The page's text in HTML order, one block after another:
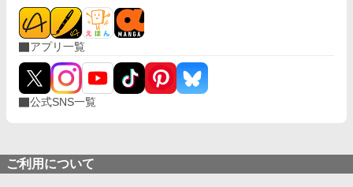
アプリ一覧
公式SNS一覧
ご利用について